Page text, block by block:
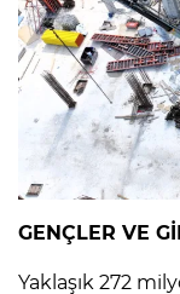
GENÇLER VE
Yaklaşık 272